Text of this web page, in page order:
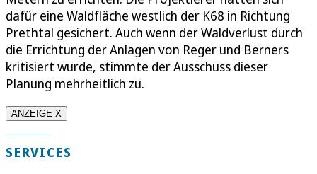
dafür eine Waldfläche westlich der K68 in Richtung
Prethtal gesichert. Auch wenn der Waldverlust durch
die Errichtung der Anlagen von Reger und Berners
kritisiert wurde, stimmte der Ausschuss dieser
Planung mehrheitlich zu.
ANZEIGE X
SERVICES